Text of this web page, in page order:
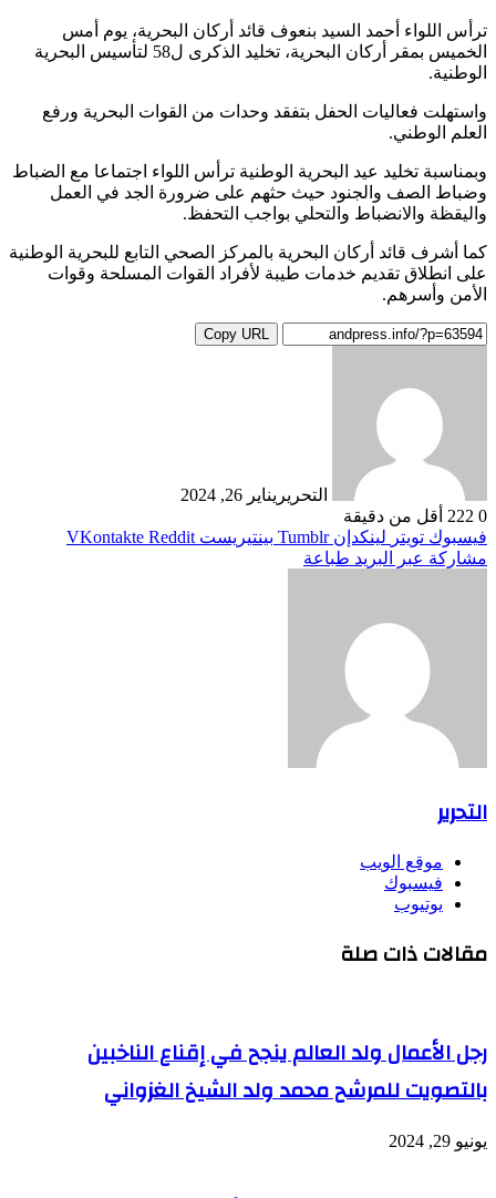
ترأس اللواء أحمد السيد بنعوف قائد أركان البحرية، يوم أمس
الخميس بمقر أركان البحرية، تخليد الذكرى ل58 لتأسيس البحرية
الوطنية.
واستهلت فعاليات الحفل بتفقد وحدات من القوات البحرية ورفع
العلم الوطني.
وبمناسبة تخليد عيد البحرية الوطنية ترأس اللواء اجتماعا مع الضباط
وضباط الصف والجنود حيث حثهم على ضرورة الجد في العمل
واليقظة والانضباط والتحلي بواجب التحفظ.
كما أشرف قائد أركان البحرية بالمركز الصحي التابع للبحرية الوطنية
على انطلاق تقديم خدمات طيبة لأفراد القوات المسلحة وقوات
الأمن وأسرهم.
Copy URL
التحرير يناير 26, 2024
0
أقل من دقيقة
فيسبوك تويتر لينكدإن بينتيريست
مشاركة عبر البريد طباعة
التحرير
موقع الويب
فيسبوك
يوتيوب
مقالات ذات صلة
رجل الأعمال ولد العالم ينجح في إقناع الناخبين
بالتصويت للمرشح محمد ولد الشيخ الغزواني
يونيو 29, 2024